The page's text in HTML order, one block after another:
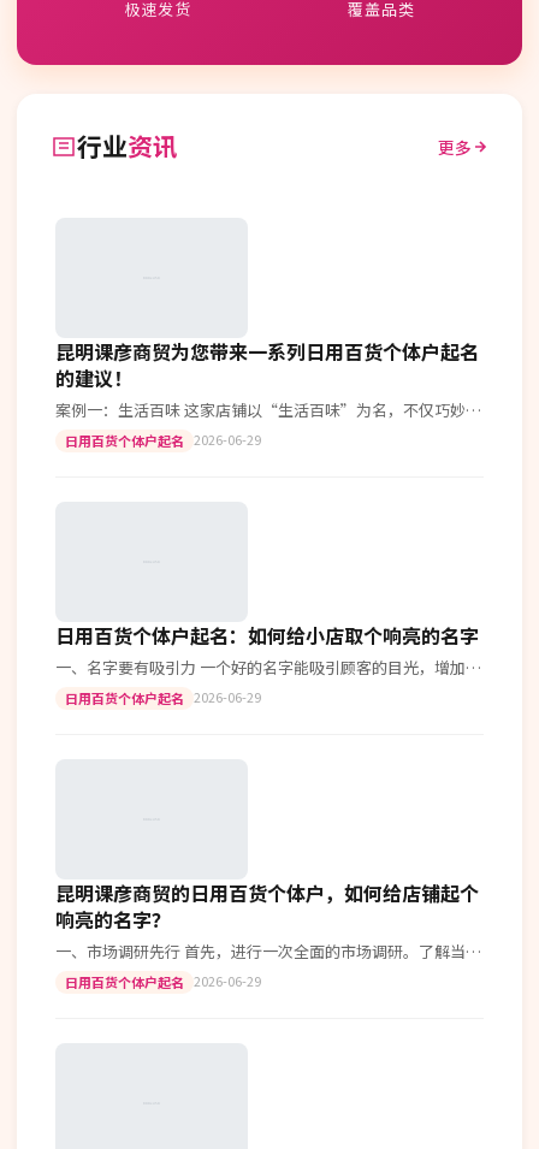
极速发货 覆盖品类
行业资讯 更多
昆明课彦商贸为您带来一系列日用百货个体户起名
的建议！
案例一：生活百味 这家店铺以“生活百味”为名，不仅巧妙地
融入了“百味”二字，寓意商品种类繁多，还能引起顾客对美
日用百货个体户起名 2026-06-29
日用百货个体户起名：如何给小店取个响亮的名字
一、名字要有吸引力 一个好的名字能吸引顾客的目光，增加店
铺的知名度。比如“缤纷生活”、“快乐购不停”，这些名称
日用百货个体户起名 2026-06-29
昆明课彦商贸的日用百货个体户，如何给店铺起个
响亮的名字？
一、市场调研先行 首先，进行一次全面的市场调研。了解当地
消费者对日用品的需求偏好以及竞争对手的品牌名称，可以帮
日用百货个体户起名 2026-06-29